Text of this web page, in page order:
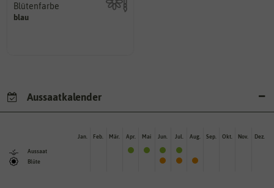
Blütenfarbe
blau
Kann auch mehrfarbig sein.
Aussaatkalender
Aussaat
Blüte
Jan. Feb. Mär. Apr. Mai Jun. Jul. Aug. Sep. Okt. Nov. Dez.